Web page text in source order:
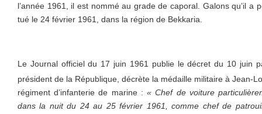
l’année 1961, il est nommé au grade de caporal. Galons qu’il a
tué le 24 février 1961, dans la région de Bekkaria.
Le Journal officiel du 17 juin 1961 publie le décret du 10 juin
président de la République, décrète la médaille militaire à Jean-
régiment d’infanterie de marine :« Chef de voiture
dans la nuit du 24 au 25 février 1961, comme chef de